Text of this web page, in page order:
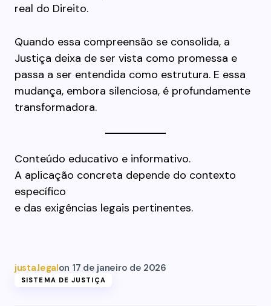
real do Direito.
Quando essa compreensão se consolida, a
Justiça deixa de ser vista como promessa e
passa a ser entendida como estrutura. E essa
mudança, embora silenciosa, é profundamente
transformadora.
Conteúdo educativo e informativo.
A aplicação concreta depende do contexto
específico
e das exigências legais pertinentes.
justa.legalon 17 de janeiro de 2026
SISTEMA DE JUSTIÇA